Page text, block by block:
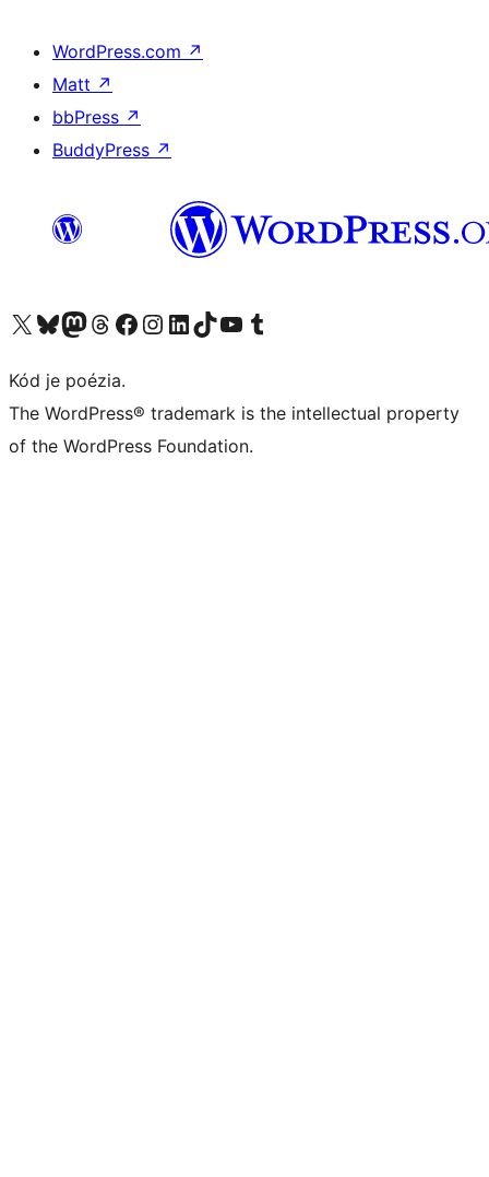
WordPress.com ↗
Matt ↗
bbPress ↗
BuddyPress ↗
Navštívte náš účet na X (predtým Twitter)
Navštívte náš účet na platforme Bluesky
Navštívte náš účet na Mastodone
Navštívte náš účet na platforme Threads
Navštívte našu stránku na Facebooku
Navštívte náš účet Instagram
Navštívte náš účet LinkedIn
Navštívte náš účet na platforme TikTok
Navštívte náš kanál YouTube
Navštívte náš účet na platforme Tumblr
Kód je poézia.
The WordPress® trademark is the intellectual property
of the WordPress Foundation.